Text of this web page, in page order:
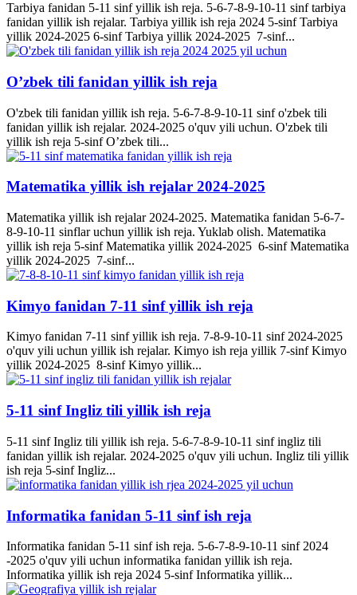
Tarbiya fanidan 5-11 sinf yillik ish reja. 5-6-7-8-9-10-11 sinf tarbiya
fanidan yillik ish rejalar. Tarbiya yillik ish reja 2024 5-sinf Tarbiya
yillik 2024-2025 6-sinf Tarbiya yillik 2024-2025 7-sinf...
O’zbek tili fanidan yillik ish reja
O'zbek tili fanidan yillik ish reja. 5-6-7-8-9-10-11 sinf o'zbek tili
fanidan yillik ish rejalar. 2024-2025 o'quv yili uchun. O'zbek tili
yillik ish reja 5-sinf O’zbek tili...
Matematika yillik ish rejalar 2024-2025
Matematika yillik ish rejalar 2024-2025. Matematika fanidan 5-6-7-
8-9-10-11 sinflar uchun yillik ish reja. Yuklab olish. Matematika
yillik ish reja 5-sinf Matematika yillik 2024-2025 6-sinf Matematika
yillik 2024-2025 7-sinf...
Kimyo fanidan 7-11 sinf yillik ish reja
Kimyo fanidan 7-11 sinf yillik ish reja. 7-8-9-10-11 sinf 2024-2025
o'quv yili uchun yillik ish rejalar. Kimyo ish reja yillik 7-sinf Kimyo
yillik 2024-2025 8-sinf Kimyo yillik...
5-11 sinf Ingliz tili yillik ish reja
5-11 sinf Ingliz tili yillik ish reja. 5-6-7-8-9-10-11 sinf ingliz tili
fanidan yillik ish rejalar. 2024-2025 o'quv yili uchun. Ingliz tili yillik
ish reja 5-sinf Ingliz...
Informatika fanidan 5-11 sinf ish reja
Informatika fanidan 5-11 sinf ish reja. 5-6-7-8-9-10-11 sinf 2024
-2025 o'quv yili uchun informatika fanidan yillik ish reja.
Informatika yillik ish reja 2024 5-sinf Informatika yillik...